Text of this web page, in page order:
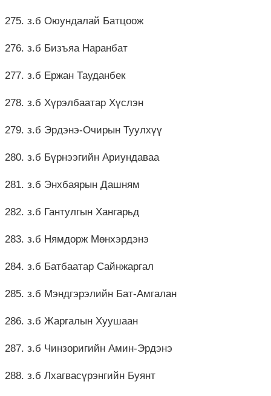
275. з.б Оюундалай Батцоож
276. з.б Бизъяа Наранбат
277. з.б Ержан Тауданбек
278. з.б Хүрэлбаатар Хүслэн
279. з.б Эрдэнэ-Очирын Туулхүү
280. з.б Бүрнээгийн Ариундаваа
281. з.б Энхбаярын Дашням
282. з.б Гантулгын Хангарьд
283. з.б Нямдорж Мөнхэрдэнэ
284. з.б Батбаатар Сайнжаргал
285. з.б Мэндгэрэлийн Бат-Амгалан
286. з.б Жаргалын Хуушаан
287. з.б Чинзоригийн Амин-Эрдэнэ
288. з.б Лхагвасүрэнгийн Буянт